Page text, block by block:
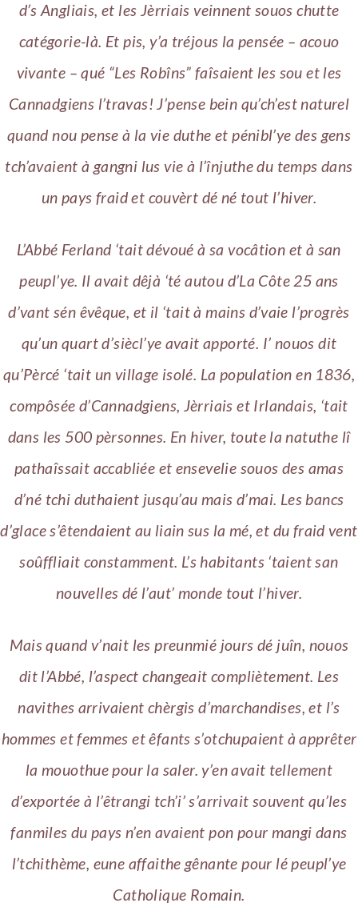
d’s Angliais, et les Jèrriais veinnent souos chutte
catégorie-là. Et pis, y’a tréjous la pensée – acouo
vivante – qué “Les Robîns” faîsaient les sou et les
Cannadgiens l’travas! J’pense bein qu’ch’est naturel
quand nou pense à la vie duthe et pénibl’ye des gens
tch’avaient à gangni lus vie à l’înjuthe du temps dans
un pays fraid et couvèrt dé né tout l’hiver.
L’Abbé Ferland ‘tait dévoué à sa vocâtion et à san
peupl’ye. Il avait dêjà ‘té autou d’La Côte 25 ans
d’vant sén êvêque, et il ‘tait à mains d’vaie l’progrès
qu’un quart d’siècl’ye avait apporté. I’ nouos dit
qu’Pèrcé ‘tait un village isolé. La population en 1836,
compôsée d’Cannadgiens, Jèrriais et Irlandais, ‘tait
dans les 500 pèrsonnes. En hiver, toute la natuthe lî
pathaîssait accabliée et ensevelie souos des amas
d’né tchi duthaient jusqu’au mais d’mai. Les bancs
d’glace s’êtendaient au liain sus la mé, et du fraid vent
soûffliait constamment. L’s habitants ‘taient san
nouvelles dé l’aut’ monde tout l’hiver.
Mais quand v’nait les preunmié jours dé juîn, nouos
dit l’Abbé, l’aspect changeait compliètement. Les
navithes arrivaient chèrgis d’marchandises, et l’s
hommes et femmes et êfants s’otchupaient à apprêter
la mouothue pour la saler. y’en avait tellement
d’exportée à l’êtrangi tch’i’ s’arrivait souvent qu’les
fanmiles du pays n’en avaient pon pour mangi dans
l’tchithème, eune affaithe gênante pour lé peupl’ye
Catholique Romain.